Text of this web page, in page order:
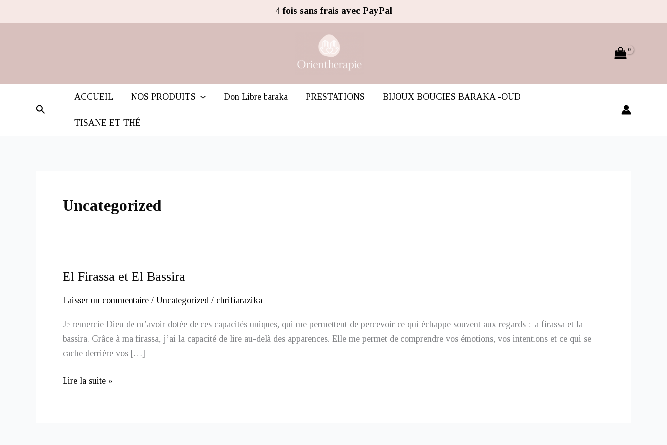
au
4fois sans frais avec PayPal
Rechercher
ACCUEIL NOS PRODUITS Don Libre baraka PRESTATIONS BIJOUX BOUGIES BARAKA -OUD
TISANE ET THÉ
Uncategorized
El Firassa et El Bassira
Laisser un commentaire / Uncategorized / chrifiarazika
Je remercie Dieu de m’avoir dotée de ces capacités uniques, qui me permettent de percevoir ce qui échappe souvent aux regards : la firassa et la
bassira. Grâce à ma firassa, j’ai la capacité de lire au-delà des apparences. Elle me permet de comprendre vos émotions, vos intentions et ce qui se
cache derrière vos […]
El
et
Lire la suite »